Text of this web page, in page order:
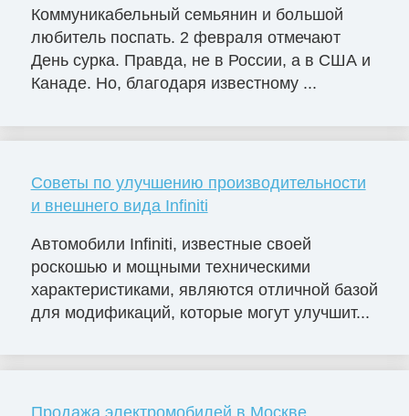
Коммуникабельный семьянин и большой
любитель поспать. 2 февраля отмечают
День сурка. Правда, не в России, а в США и
Канаде. Но, благодаря известному ...
Советы по улучшению производительности
и внешнего вида Infiniti
Автомобили Infiniti, известные своей
роскошью и мощными техническими
характеристиками, являются отличной базой
для модификаций, которые могут улучшит...
Продажа электромобилей в Москве